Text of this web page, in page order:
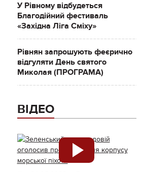
У Рівному відбудеться
Благодійний фестиваль
«Західна Ліга Сміху»
Рівнян запрошують феєрично
відгуляти День святого
Миколая (ПРОГРАМА)
ВІДЕО